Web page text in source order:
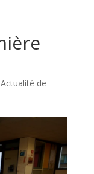
Actualité de